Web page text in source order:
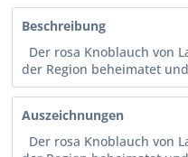
Beschreibung
Der rosa Knoblauch von
der Region beheimatet
Auszeichnungen
Der rosa Knoblauch von